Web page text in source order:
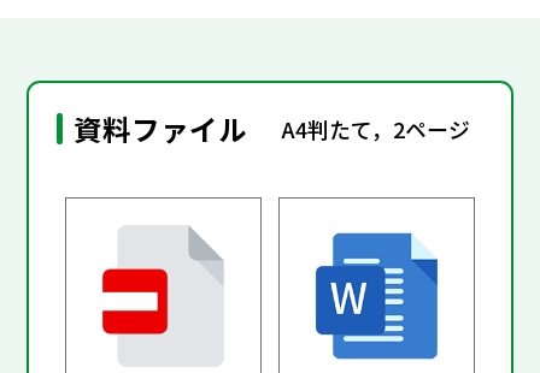
資料ファイル A4判たて，2ページ